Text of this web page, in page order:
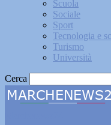
Scuola
Sociale
Sport
Tecnologia e
Turismo
Università
Cerca